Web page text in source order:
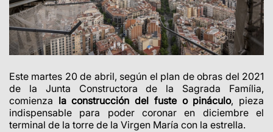
Este martes 20 de abril, según el plan de obras del 2021
de la Junta Constructora de la Sagrada Família,
comienza la construcción del fuste o pináculo, pieza
indispensable para poder coronar en diciembre el
terminal de la torre de la Virgen María con la estrella.